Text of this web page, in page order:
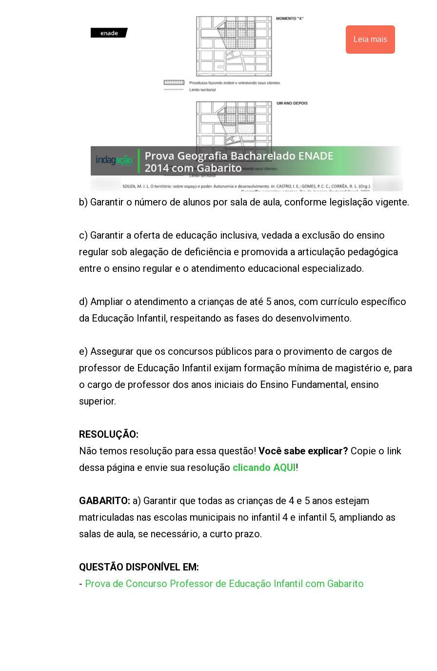
Leia mais
b) Garantir o número de alunos por sala de aula, conforme legislação vigente.
c) Garantir a oferta de educação inclusiva, vedada a exclusão do ensino
regular sob alegação de deficiência e promovida a articulação pedagógica
entre o ensino regular e o atendimento educacional especializado.
d) Ampliar o atendimento a crianças de até 5 anos, com currículo específico
da Educação Infantil, respeitando as fases do desenvolvimento.
e) Assegurar que os concursos públicos para o provimento de cargos de
professor de Educação Infantil exijam formação mínima de magistério e, para
o cargo de professor dos anos iniciais do Ensino Fundamental, ensino
superior.
RESOLUÇÃO:
Não temos resolução para essa questão! Você sabe explicar? Copie o link
dessa página e envie sua resolução clicando AQUI!
GABARITO: a) Garantir que todas as crianças de 4 e 5 anos estejam
matriculadas nas escolas municipais no infantil 4 e infantil 5, ampliando as
salas de aula, se necessário, a curto prazo.
QUESTÃO DISPONÍVEL EM:
- Prova de Concurso Professor de Educação Infantil com Gabarito